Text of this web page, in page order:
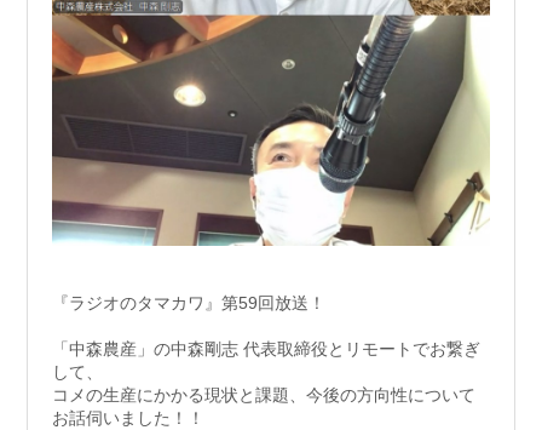
『ラジオのタマカワ』第59回放送！
「中森農産」の中森剛志 代表取締役とリモートでお繋ぎ
して、
コメの生産にかかる現状と課題、今後の方向性について
お話伺いました！！